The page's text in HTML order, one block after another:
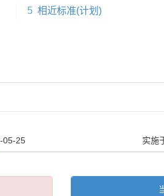
5 相近标准(计划)
05-25 实施